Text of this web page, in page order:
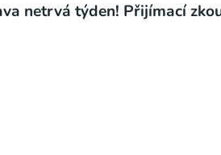
netrvá týden! Přijímací